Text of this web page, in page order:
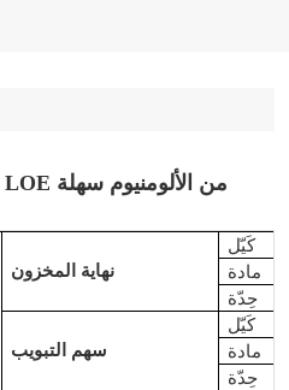
نهاية المخزون
كَيّل
مادة
حِدّة
سهم التبويب
كَيّل
مادة
حِدّة